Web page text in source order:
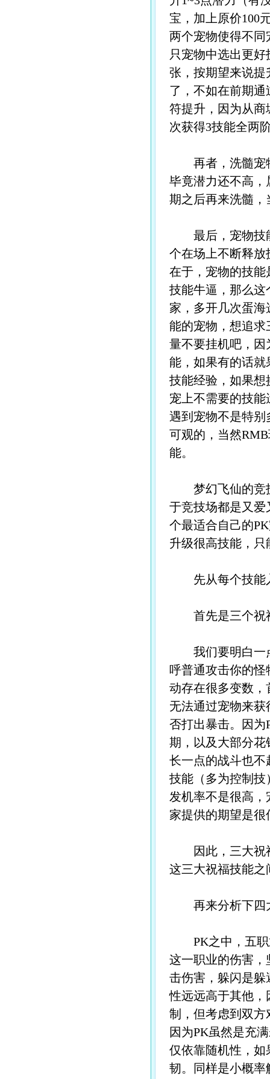
宝，加上原价100
两个宠物使得不同
只宠物中选出更
张，按期望来说提
了，不如在前期
符提升，因为从
次获得3技能全两
再者，洗髓宠物
毕竟潜力还不高
期之后再来洗髓
最后，宠物技能
个在场上不断释
在于，宠物的技
技能牛逼，那么
家，多开几次蛋
能的宠物，想追
量不要挂机吧，
能，如果有的话
技能经验，如果
宠上不需要的技
遇到宠物不是特
可观的，当然
能。
梦幻飞仙的竞技
于竞技场都是又
个最适合自己的
升级很高技能，
先从每个技能入
首先是三个祝
我们要明白一点
呼普通攻击你的
动存在很多变数
无法通过宠物来
否打出暴击。因为
期，以及大部分花
长一点的战斗也
技能（多为控制技
发机率不是很高
家提供的期望是很
因此，三大祝福
这三大祝福技能
再来分析下四大
PK之中，五职
这一职业的伤害
击伤害，躲闪是
性远远高于其他
制，但考虑到双
因为PK虽然是充
仅依靠随机性，如
韧。同样是小概率